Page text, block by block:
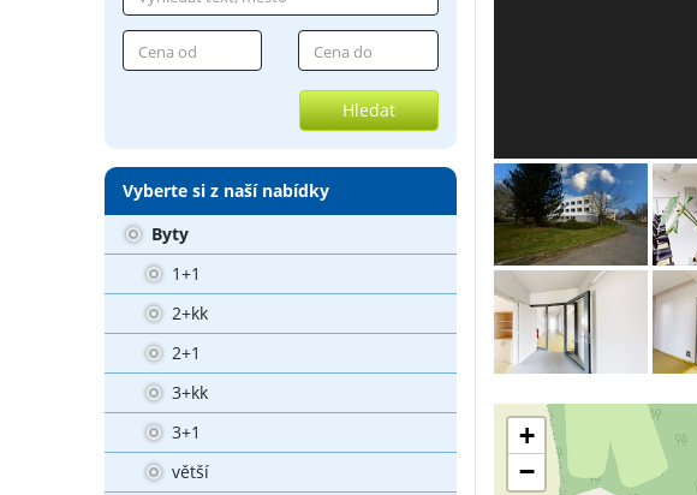
Hledat
Vyberte si z naší nabídky
Byty
1+1
2+kk
2+1
3+kk
3+1
větší
+
−